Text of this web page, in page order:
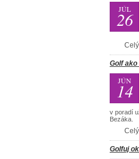
JÚL
26
Golf
JÚN
14
v poradí
Bezáka.
Golfuj